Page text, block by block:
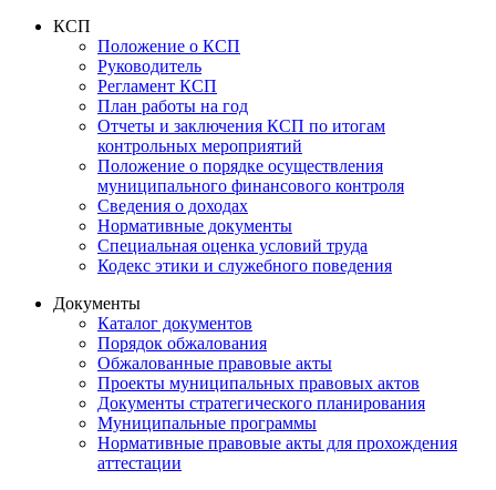
КСП
Положение о КСП
Руководитель
Регламент КСП
План работы на год
Отчеты и заключения КСП по итогам
контрольных мероприятий
Положение о порядке осуществления
муниципального финансового контроля
Сведения о доходах
Нормативные документы
Специальная оценка условий труда
Кодекс этики и служебного поведения
Документы
Каталог документов
Порядок обжалования
Обжалованные правовые акты
Проекты муниципальных правовых актов
Документы стратегического планирования
Муниципальные программы
Нормативные правовые акты для прохождения
аттестации